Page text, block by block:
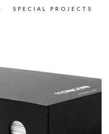
SPECIAL PROJECTS